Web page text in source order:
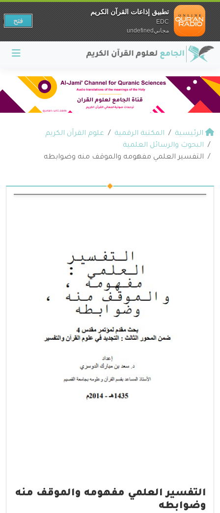
الرئيسية المكتبة الرقمية
علوم القرآن الكريم
البحوث والرسائل العلمية
التفسير العلمي مفهومه والموقف منه وضوابطه
التفسير العلمي مفهومه والموقف منه
وضوابطه
تطبيق إذاعات القرآن الكريم
EDC
مجانيundefined
فتح